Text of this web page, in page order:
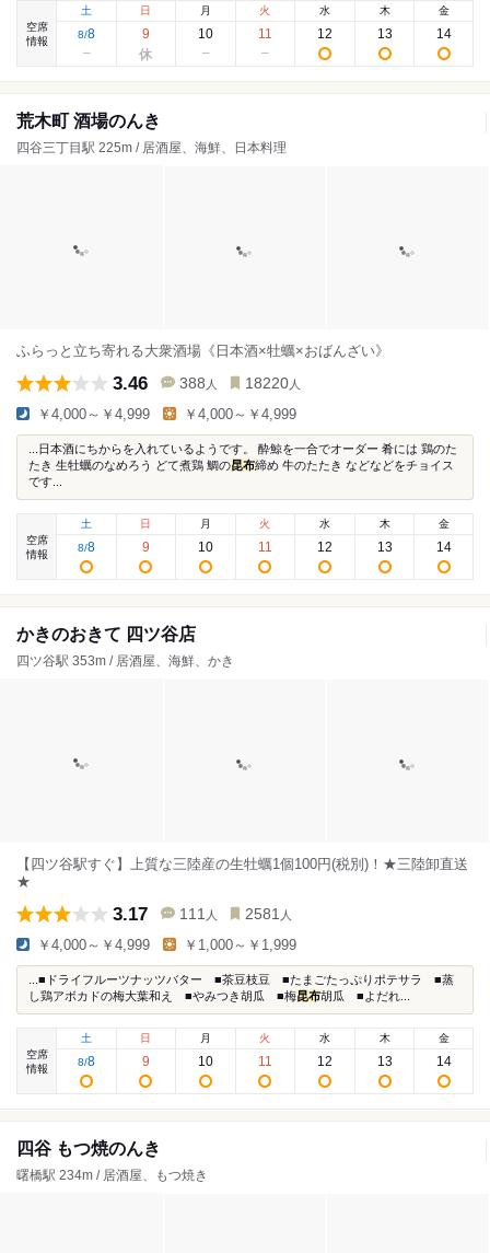
空席
情報
土
8/8
日
9
月
10
火
11
水
12
木
13
金
14
荒木町 酒場のんき
四谷三丁目駅 225m / 居酒屋、海鮮、日本料理
ふらっと立ち寄れる大衆酒場《日本酒×牡蠣×おばんざい》
3.46 388 人 18220 人
￥4,000～￥4,999 ￥4,000～￥4,999
...日本酒にちからを入れているようです。 酔鯨を一合でオーダー 肴には 鶏のた
たき 生牡蠣のなめろう どて煮鶏 鯛の昆布締め 牛のたたき などなどをチョイス
です...
空席
情報
土
8/8
日
9
月
10
火
11
水
12
木
13
金
14
かきのおきて 四ツ谷店
四ツ谷駅 353m / 居酒屋、海鮮、かき
【四ツ谷駅すぐ】上質な三陸産の生牡蠣1個100円(税別)！★三陸卸直送
★
3.17 111 人 2581 人
￥4,000～￥4,999 ￥1,000～￥1,999
...■ドライフルーツナッツバター ■茶豆枝豆 ■たまごたっぷりポテサラ ■蒸
し鶏アボカドの梅大葉和え ■やみつき胡瓜 ■梅昆布胡瓜 ■よだれ...
空席
情報
土
8/8
日
9
月
10
火
11
水
12
木
13
金
14
四谷 もつ焼のんき
曙橋駅 234m / 居酒屋、もつ焼き